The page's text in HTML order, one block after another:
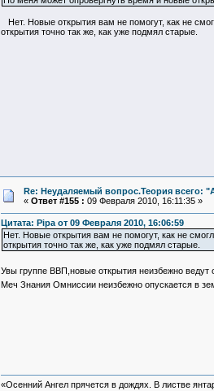
Нет. Новые открытия вам не помогут, как не
открытия точно так же, как уже подмял старые.
Re: Неудаляемый вопрос.Теория всего:
« Ответ #155 : 09 Февраля 2010, 16:11:35 »
Цитата: Pipa от 09 Февраля 2010, 16:06:59
Нет. Новые открытия вам не помогут, как не
открытия точно так же, как уже подмял старые.
Увы группе ВВП,новые открытия неизбежно ведут
Меч Знания Омниссии неизбежно опускается в
«Осенний Ангел прячется в дождях. В листве